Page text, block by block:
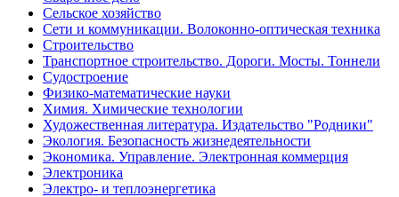
Сельское хозяйство
Сети и коммуникации. Волоконно-оптическая техника
Строительство
Транспортное строительство. Дороги. Мосты. Тоннели
Судостроение
Физико-математические науки
Химия. Химические технологии
Художественная литература. Издательство "Родники"
Экология. Безопасность жизнедеятельности
Экономика. Управление. Электронная коммерция
Электроника
Электро- и теплоэнергетика